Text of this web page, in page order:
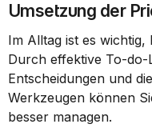
Umsetzung der
Im Alltag ist es
Durch effektive To-do-
Entscheidungen und
Werkzeugen können
besser managen.